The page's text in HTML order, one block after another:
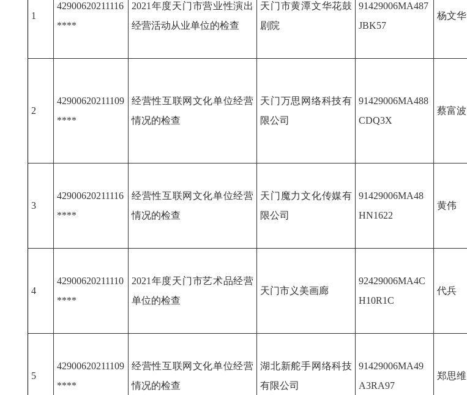
1
42900620211116
****
2021年度天门市营业性演出
经营活动从业单位的检查
天门市黄潭文华花鼓
剧院
91429006MA487
JBK57
杨文华
2
42900620211109
****
经营性互联网文化单位经营
情况的检查
天门万思网络科技有
限公司
91429006MA488
CDQ3X
蔡富波
3
42900620211116
****
经营性互联网文化单位经营
情况的检查
天门魔力文化传媒有
限公司
91429006MA48
HN1622
黄伟
4
42900620211110
****
2021年度天门市艺术品经营
单位的检查
天门市义美画廊
92429006MA4C
H10R1C
代兵
5
42900620211109
****
经营性互联网文化单位经营
情况的检查
湖北新舵手网络科技
有限公司
91429006MA49
A3RA97
郑思维